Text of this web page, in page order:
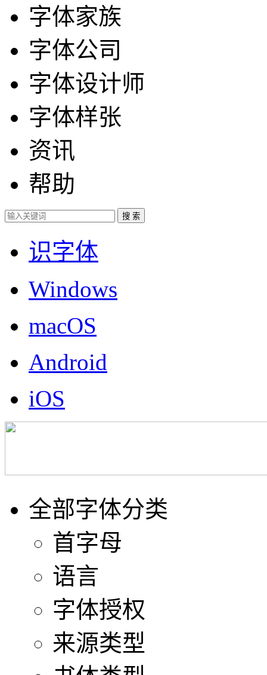
字体家族
字体公司
字体设计师
字体样张
资讯
帮助
识字体
Windows
macOS
Android
iOS
全部字体分类
首字母
语言
字体授权
来源类型